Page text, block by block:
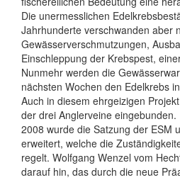
Die unermesslichen
Jahrhunderte verschwanden aber
Gewässerverschmutzungen,
Einschleppung der Krebspest,
Nunmehr werden die
nächsten Wochen den Edelkrebs
Auch in diesem ehrgeizigen
der drei Anglerveine eingebunden.
2008 wurde die Satzung der ESM
erweitert, welche die
regelt. Wolfgang Wenzel vom
darauf hin, das durch die neue